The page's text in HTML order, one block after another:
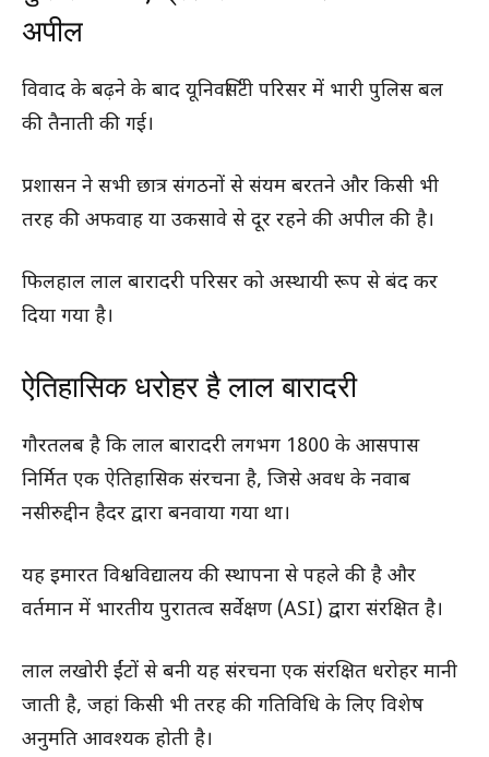
अपील
विवाद के बढ़ने के बाद यूनिवर्सिटी परिसर में भारी पुलिस बल
की तैनाती की गई।
प्रशासन ने सभी छात्र संगठनों से संयम बरतने और किसी भी
तरह की अफवाह या उकसावे से दूर रहने की अपील की है।
फिलहाल लाल बारादरी परिसर को अस्थायी रूप से बंद कर
दिया गया है।
ऐतिहासिक धरोहर है लाल बारादरी
गौरतलब है कि लाल बारादरी लगभग 1800 के आसपास
निर्मित एक ऐतिहासिक संरचना है, जिसे अवध के नवाब
नसीरुद्दीन हैदर द्वारा बनवाया गया था।
यह इमारत विश्वविद्यालय की स्थापना से पहले की है और
वर्तमान में भारतीय पुरातत्व सर्वेक्षण (ASI) द्वारा संरक्षित है।
लाल लखोरी ईंटों से बनी यह संरचना एक संरक्षित धरोहर मानी
जाती है, जहां किसी भी तरह की गतिविधि के लिए विशेष
अनुमति आवश्यक होती है।